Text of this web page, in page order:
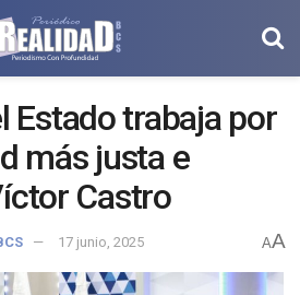
Estado trabaja por
más justa e
Castro
17 junio, 2025 AA